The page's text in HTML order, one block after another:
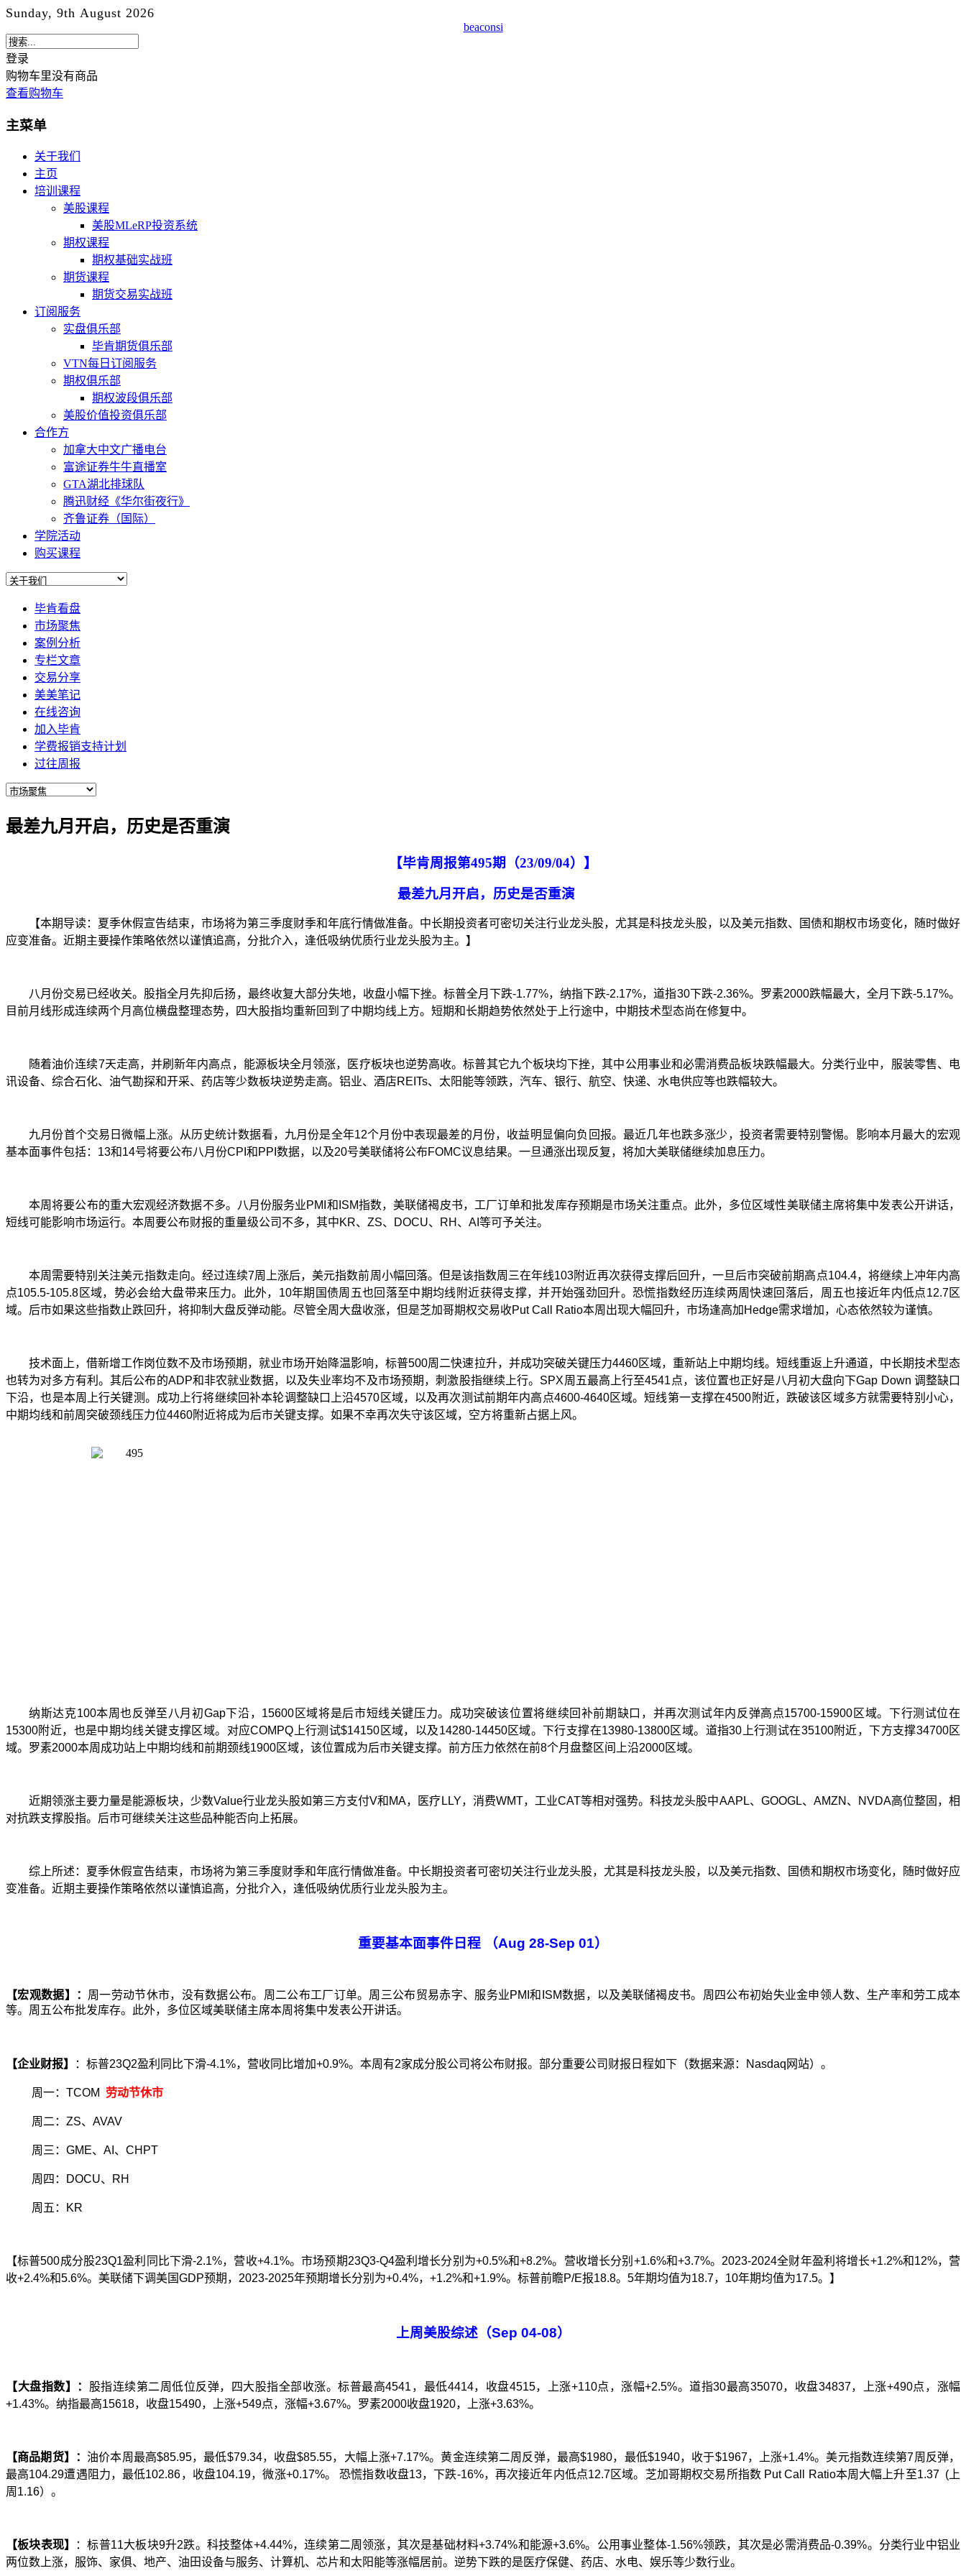
Sunday, 9th August 2026
beaconsi
登录
购物车里没有商品
查看购物车
主菜单
关于我们
主页
培训课程
美股课程
美股MLeRP投资系统
期权课程
期权基础实战班
期货课程
期货交易实战班
订阅服务
实盘俱乐部
毕肯期货俱乐部
VTN每日订阅服务
期权俱乐部
期权波段俱乐部
美股价值投资俱乐部
合作方
加拿大中文广播电台
富途证券牛牛直播室
GTA湖北排球队
腾迅财经《华尔街夜行》
齐鲁证券（国际）
学院活动
购买课程
毕肯看盘
市场聚焦
案例分析
专栏文章
交易分享
美美笔记
在线咨询
加入毕肯
学费报销支持计划
过往周报
最差九月开启，历史是否重演
【毕肯周报第495期（23/09/04） 】
最差九月开启，历史是否重演
【本期导读：夏季休假宣告结束，市场将为第三季度财季和年底行情做准备。中长期投资者可密切关注行业龙头股，尤其是科技龙头股，以及美元指数、国债和期权市场变化，随时做好
应变准备。近期主要操作策略依然以谨慎追高，分批介入，逢低吸纳优质行业龙头股为主。】
八月份交易已经收关。股指全月先抑后扬，最终收复大部分失地，收盘小幅下挫。标普全月下跌-1.77%，纳指下跌-2.17%，道指30下跌-2.36%。罗素2000跌幅最大，全月下跌-5.17%。
目前月线形成连续两个月高位横盘整理态势，四大股指均重新回到了中期均线上方。短期和长期趋势依然处于上行途中，中期技术型态尚在修复中。
随着油价连续7天走高，并刷新年内高点，能源板块全月领涨，医疗板块也逆势高收。标普其它九个板块均下挫，其中公用事业和必需消费品板块跌幅最大。分类行业中，服装零售、电
讯设备、综合石化、油气勘探和开采、药店等少数板块逆势走高。铝业、酒店REITs、太阳能等领跌，汽车、银行、航空、快递、水电供应等也跌幅较大。
九月份首个交易日微幅上涨。从历史统计数据看，九月份是全年12个月份中表现最差的月份，收益明显偏向负回报。最近几年也跌多涨少，投资者需要特别警惕。影响本月最大的宏观
基本面事件包括： 13和14号将要公布八月份CPI 和 PPI 数据，以及20号美联储将公布FOMC议息结果。一旦通涨出现反复，将加大美联储继续加息压力。
本周将要公布的重大宏观经济数据不多。八月份服务业PMI 和 ISM指数，美联储褐皮书，工厂订单和批发库存预期是市场关注重点。此外，多位区域性美联储主席将集中发表公开讲话，
短线可能影响市场运行。本周要公布财报的重量级公司不多，其中KR、 ZS、 DOCU、 RH 、 AI 等可予关注。
本周需要特别关注美元指数走向。经过连续7周上涨后，美元指数前周小幅回落。但是该指数周三在年线103附近再次获得支撑后回升，一旦后市突破前期高点104.4，将继续上冲年内高
点105.5-105.8 区域，势必会给大盘带来压力。此外， 10年期国债周五也回落至中期均线附近获得支撑，并开始强劲回升。恐慌指数经历连续两周快速回落后，周五也接近年内低点12.7区
域。后市如果这些指数止跌回升，将抑制大盘反弹动能。尽管全周大盘收涨，但是芝加哥期权交易收Put Call Ratio本周出现大幅回升，市场逢高加 Hedge需求增加，心态依然较为谨慎。
技术面上，借新增工作岗位数不及市场预期，就业市场开始降温影响，标普500周二快速拉升，并成功突破关键压力4460区域，重新站上中期均线。短线重返上升通道，中长期技术型态
也转为对多方有利。其后公布的ADP和非农就业数据，以及失业率均不及市场预期，刺激股指继续上行。 SPX周五最高上行至4541 点，该位置也正好是八月初大盘向下Gap Down 调整缺口
下沿，也是本周上行关键测。成功上行将继续回补本轮调整缺口上沿4570 区域，以及再次测试前期年内高点4600-4640区域。短线第一支撑在4500 附近，跌破该区域多方就需要特别小心，
中期均线和前周突破颈线压力位4460附近将成为后市关键支撑。如果不幸再次失守该区域，空方将重新占据上风。
纳斯达克100本周也反弹至八月初Gap下沿， 15600 区域将是后市短线关键压力。成功突破该位置将继续回补前期缺口，并再次测试年内反弹高点15700-15900 区域。下行测试位在
15300附近，也是中期均线关键支撑区域。对应COMPQ 上行测试$14150 区域，以及14280-14450区域。下行支撑在13980-13800区域。 道指30 上行测试在35100附近，下方支撑34700区
域。罗素2000本周成功站上中期均线和前期颈线1900区域，该位置成为后市关键支撑。前方压力依然在前8个月盘整区间上沿2000区域。
近期领涨主要力量是能源板块，少数Value行业龙头股如第三方支付V和 MA，医疗 LLY，消费WMT，工业CAT等相对强势。科技龙头股中AAPL、 GOOGL、 AMZN 、 NVDA高位整固，相
对抗跌支撑股指。后市可继续关注这些品种能否向上拓展。
综上所述：夏季休假宣告结束，市场将为第三季度财季和年底行情做准备。中长期投资者可密切关注行业龙头股，尤其是科技龙头股，以及美元指数、国债和期权市场变化，随时做好应
变准备。近期主要操作策略依然以谨慎追高，分批介入，逢低吸纳优质行业龙头股为主。
重要基本面事件日程 （Aug 28-Sep 01）
【宏观数据】： 周一劳动节休市， 没有数据公布。 周二公布工厂订单。周三公布贸易赤字、服务业PMI和 ISM数据，以及美联储褐皮书。 周四公布初始失业金申领人数、 生产率和劳工成本
等。周五公布批发库存。 此外，多位区域美联储主席本周将集中发表公开讲话。
【企业财报】 ：标普23Q2盈利同比下滑-4.1%，营收同比增加+0.9%。本周有2家成分股公司将公布财报。部分重要公司财报日 程如下（数据来源： Nasdaq 网站）。
周一： TCOM 劳动节休市
周二： ZS、 AVAV
周三： GME、 AI 、 CHPT
周四： DOCU、 RH
周五： KR
【标普500成分股23Q1盈利同比下滑-2.1%，营收+4.1%。市场预期23Q3-Q4盈利增长分别为+0.5%和+8.2%。营收增长分别 +1.6%和+3.7%。 2023-2024全财年盈利将增长+1.2%和12%，营
收+2.4%和5.6%。美联储下调美国GDP预期， 2023-2025年预期增长分别为+0.4%， +1.2%和+1.9%。 标普前瞻P/E报18.8。 5年期均值为18.7， 10年期均值为17.5。】
上周美股综述（Sep 04-08）
【大盘指数】： 股指连续第二周低位反弹，四大股指全部收涨。标普最高4541 ，最低4414，收盘4515，上涨+110点，涨幅+2.5%。道指30最高35070，收盘34837，上涨+490点，涨幅
+1.43%。纳指最高15618，收盘15490，上涨+549点，涨幅+3.67%。罗素2000收盘1920，上涨+3.63%。
【商品期货】： 油价本周最高$85.95，最低$79.34，收盘$85.55，大幅上涨+7.17%。黄金连续第二周反弹，最高$1980， 最低$1940，收于$1967，上涨+1.4%。美元指数连续第7周反弹，
最高104.29遭遇阻力，最低102.86，收盘104.19，微涨+0.17%。恐慌指数收盘13，下跌-16%，再次接近年内低点12.7区域。芝加哥期权交易所指数 Put Call Ratio本周大幅上升至1.37 (上
周 1.16）。
【板块表现】 ：标普11大板块9升2跌。科技整体+4.44%，连续第二周领涨，其次是基础材料+3.74%和能源+3.6%。公用事业整体-1.56%领跌，其次是必需消费品-0.39%。分类行业中铝业
两位数上涨，服饰、家俱、地产、油田设备与服务、计算机、芯片和太阳能等涨幅居前。逆势下跌的是医疗保健、药店、水电、娱乐等少数行业。